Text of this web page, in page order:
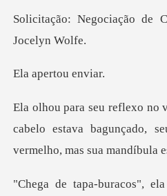
o de
ertou
cabelo estava bagunçado,
cos", ela